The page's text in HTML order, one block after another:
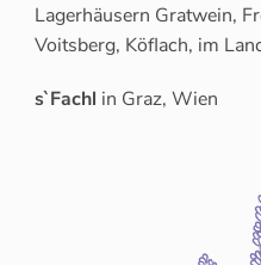
Lagerhäusern Gratwein,
Voitsberg, Köflach, im
s`Fachl in Graz, Wien